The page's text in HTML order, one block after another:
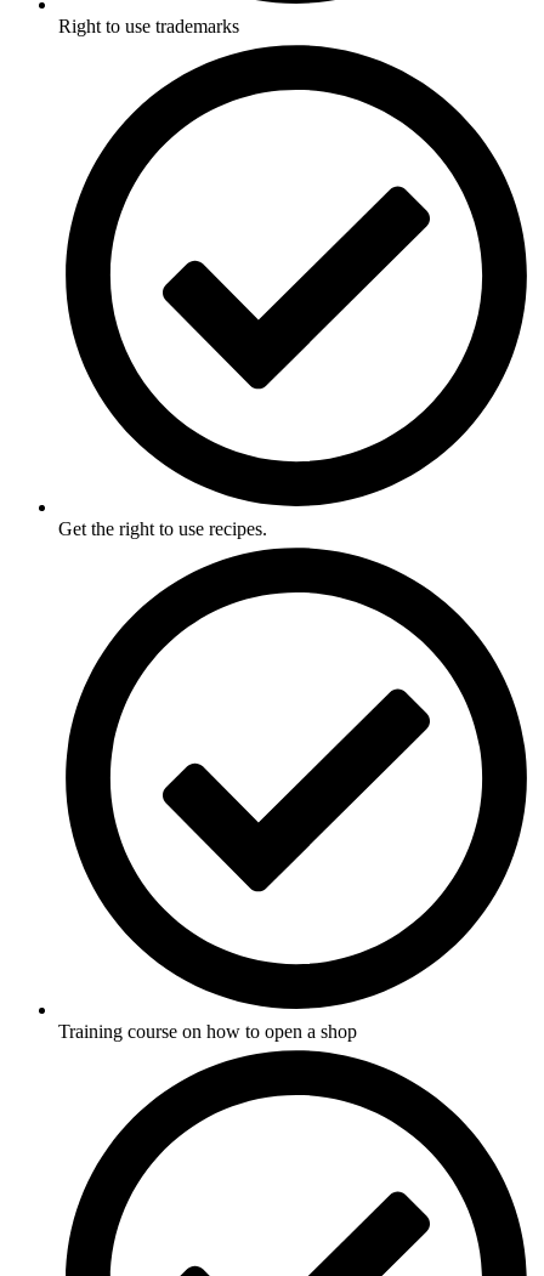
Right to use trademarks
Get the right to use recipes.
Training course on how to open a shop